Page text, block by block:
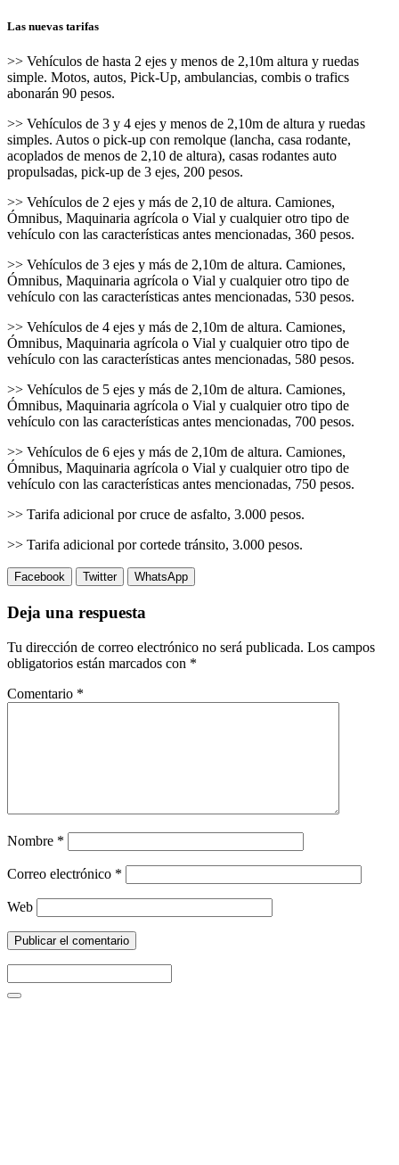
Las nuevas tarifas
>> Vehículos de hasta 2 ejes y menos de 2,10m altura y ruedas
simple. Motos, autos, Pick-Up, ambulancias, combis o trafics
abonarán 90 pesos.
>> Vehículos de 3 y 4 ejes y menos de 2,10m de altura y ruedas
simples. Autos o pick-up con remolque (lancha, casa rodante,
acoplados de menos de 2,10 de altura), casas rodantes auto
propulsadas, pick-up de 3 ejes, 200 pesos.
>> Vehículos de 2 ejes y más de 2,10 de altura. Camiones,
Ómnibus, Maquinaria agrícola o Vial y cualquier otro tipo de
vehículo con las características antes mencionadas, 360 pesos.
>> Vehículos de 3 ejes y más de 2,10m de altura. Camiones,
Ómnibus, Maquinaria agrícola o Vial y cualquier otro tipo de
vehículo con las características antes mencionadas, 530 pesos.
>> Vehículos de 4 ejes y más de 2,10m de altura. Camiones,
Ómnibus, Maquinaria agrícola o Vial y cualquier otro tipo de
vehículo con las características antes mencionadas, 580 pesos.
>> Vehículos de 5 ejes y más de 2,10m de altura. Camiones,
Ómnibus, Maquinaria agrícola o Vial y cualquier otro tipo de
vehículo con las características antes mencionadas, 700 pesos.
>> Vehículos de 6 ejes y más de 2,10m de altura. Camiones,
Ómnibus, Maquinaria agrícola o Vial y cualquier otro tipo de
vehículo con las características antes mencionadas, 750 pesos.
>> Tarifa adicional por cruce de asfalto, 3.000 pesos.
>> Tarifa adicional por cortede tránsito, 3.000 pesos.
Facebook Twitter WhatsApp
Deja una respuesta
Tu dirección de correo electrónico no será publicada. Los campos
obligatorios están marcados con *
Comentario *
Nombre *
Correo electrónico *
Web